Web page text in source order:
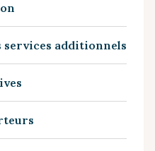
services additionnels